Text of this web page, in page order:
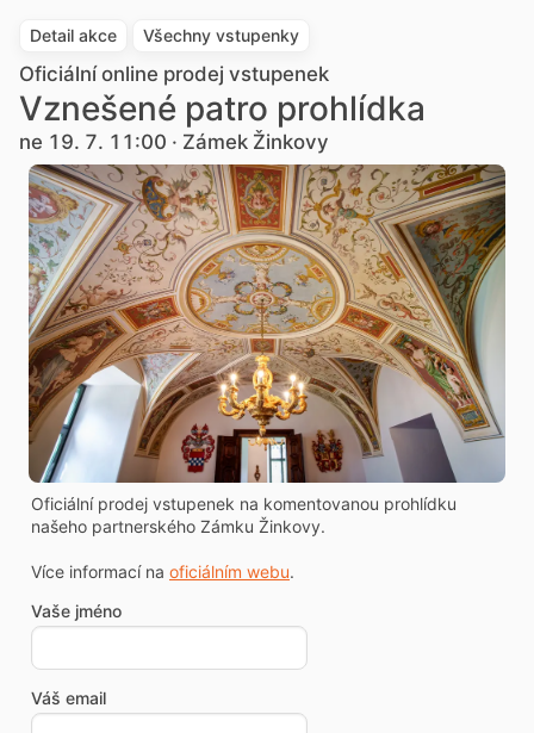
Detail akce Všechny vstupenky
Oficiální online prodej vstupenek
Vznešené patro prohlídka
ne 19. 7. 11:00 · Zámek Žinkovy
Oficiální prodej vstupenek na komentovanou prohlídku
našeho partnerského Zámku Žinkovy.
Více informací na oficiálním webu.
Vaše jméno
Váš email